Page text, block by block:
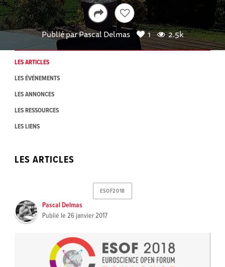
Publié parPascal Delmas 1 2.5k
LES ARTICLES
LES ÉVÉNEMENTS
LES ANNONCES
LES RESSOURCES
LES LIENS
LES ARTICLES
ESOF2018
Pascal Delmas
Publié le 26 janvier 2017